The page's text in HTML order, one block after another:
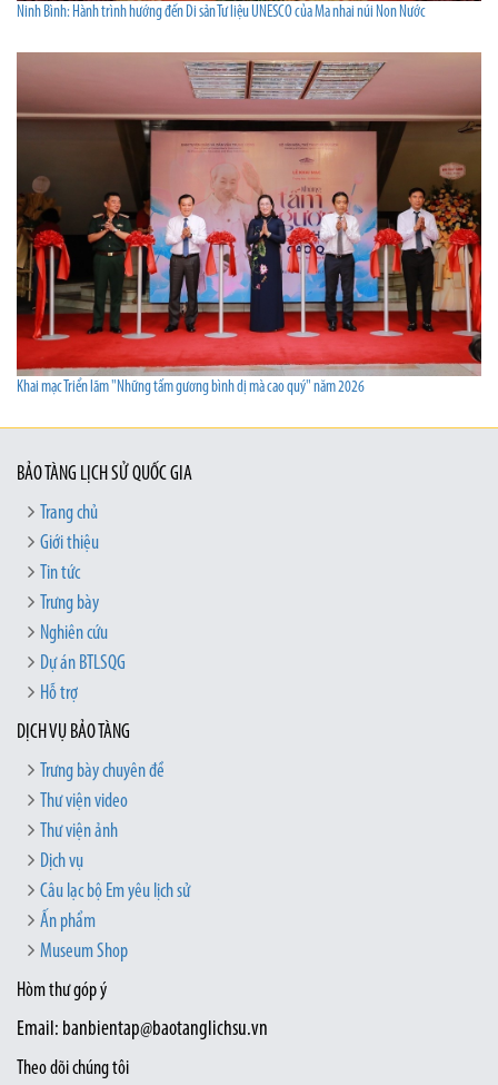
Ninh Bình: Hành trình hướng đến Di sản Tư liệu UNESCO của Ma nhai núi Non Nước
Khai mạc Triển lãm "Những tấm gương bình dị mà cao quý" năm 2026
BẢO TÀNG LỊCH SỬ QUỐC GIA
Trang chủ
Giới thiệu
Tin tức
Trưng bày
Nghiên cứu
Dự án BTLSQG
Hỗ trợ
DỊCH VỤ BẢO TÀNG
Trưng bày chuyên đề
Thư viện video
Thư viện ảnh
Dịch vụ
Câu lạc bộ Em yêu lịch sử
Ấn phẩm
Museum Shop
Hòm thư góp ý
Email: banbientap@baotanglichsu.vn
Theo dõi chúng tôi